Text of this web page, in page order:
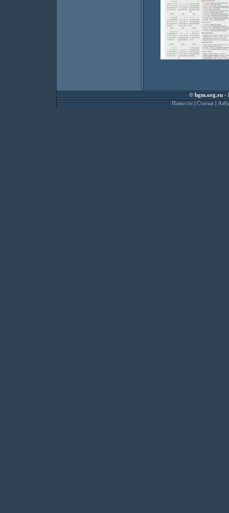
©bgm.org.ru-
Новости|Статьи|